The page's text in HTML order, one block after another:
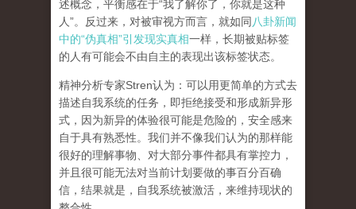
述概念，平衡感在于“我了解你了，你就是这种
人”。反过来，对被审视方而言，就如同 八卦新闻
中的“伪真相”引发现实真相一样，长期被贴标签
的人有可能会不由自主的表现出该标签状态。
精神分析专家Stren认为：可以用更简单的方式去
描述自我系统的任务，即拒绝接受和形成新异形
式， 因为新异的体验很可能是危险的，安全感来
自于具有熟悉性。我们并不像我们认为的那样能
很好的理解事物、对大部分事件都具有掌控力，
并且很可能无法对当前计划要做的事百分百确
信，结果就是，自我系统被激活，来维持现状的